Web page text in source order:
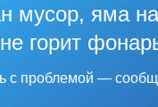
мусор, яма на
горит
с проблемой —